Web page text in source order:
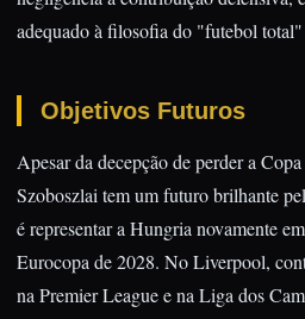
adequado à filosofia do "futebol
Objetivos Futuros
Apesar da decepção de perder a
Szoboszlai tem um futuro brilhante
é representar a Hungria novamente
Eurocopa de 2028. No Liverpool,
na Premier League e na Liga dos